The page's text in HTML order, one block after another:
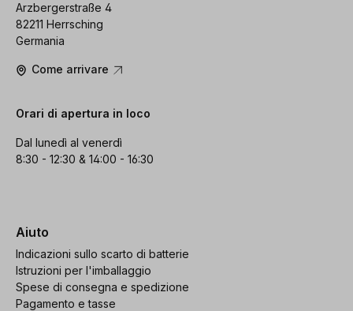
Arzbergerstraße 4
82211 Herrsching
Germania
Come arrivare
Orari di apertura in loco
Dal lunedì al venerdì
8:30 - 12:30 & 14:00 - 16:30
Aiuto
Indicazioni sullo scarto di batterie
Istruzioni per l'imballaggio
Spese di consegna e spedizione
Pagamento e tasse